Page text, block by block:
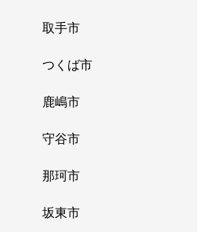
取手市
つくば市
鹿嶋市
守谷市
那珂市
坂東市